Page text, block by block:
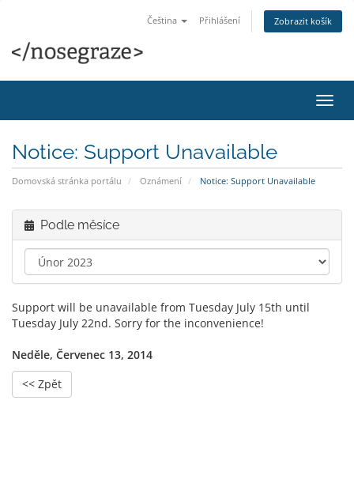
Čeština Přihlášení Zobrazit košík
Notice: Support Unavailable
Domovská stránka portálu Oznámení Notice: Support Unavailable
Podle měsíce
Support will be unavailable from Tuesday July 15th until
Tuesday July 22nd. Sorry for the inconvenience!
Neděle, Červenec 13, 2014
<< Zpět